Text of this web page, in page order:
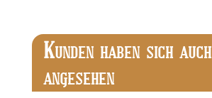
Produktgalerie überspringen
KUNDEN HABEN SICH AUCH
ANGESEHEN